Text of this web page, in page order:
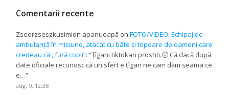
Comentarii recente
Zseorzseszkusimion apanueapă onFOTO/VIDEO. Echipaj de
ambulanță în misiune, atacat cu bâte și topoare de oameni care
credeau că ,,fură copii”: “Țîgani tiktokari proshti.🤢 Că dacă după
date oficiale recunosc că un sfert e țîgan ne cam dăm seama ce
e…”
aug. 9, 12:38